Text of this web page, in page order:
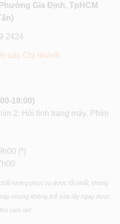
Gia Định, TpHCM
2424
các Chi nhánh
19:00)
2: Hỏi tình trạng máy, Phím
(*)
lượng phục vụ được tốt nhất, khung
nhưng không thể sửa lấy ngay được.
cảm ơn!